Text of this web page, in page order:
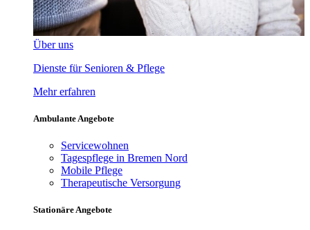
Über uns
Dienste für Senioren & Pflege
Mehr erfahren
Ambulante Angebote
Servicewohnen
Tagespflege in Bremen Nord
Mobile Pflege
Therapeutische Versorgung
Stationäre Angebote